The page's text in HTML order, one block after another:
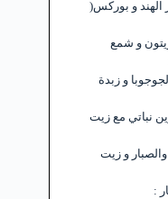
الهند و بوركس(
و شمع
و زبدة
نباتي مع زيت
و زيت